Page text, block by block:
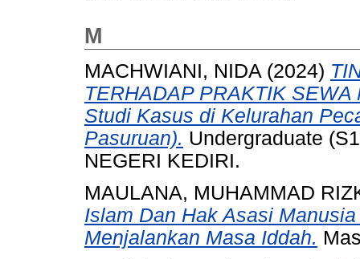
M
MACHWIANI, NIDA (2024)
TERHADAP PRAKTIK
Studi Kasus di Kelurahan
Pasuruan). Undergraduate
NEGERI KEDIRI.
MAULANA, MUHAMMAD
Islam Dan Hak Asasi
Menjalankan Masa Iddah.